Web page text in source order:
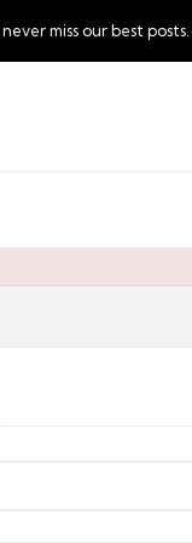
miss our best posts.